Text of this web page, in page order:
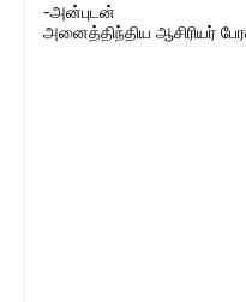
-அன்புடன்
அனைத்திந்திய ஆசிரியர்